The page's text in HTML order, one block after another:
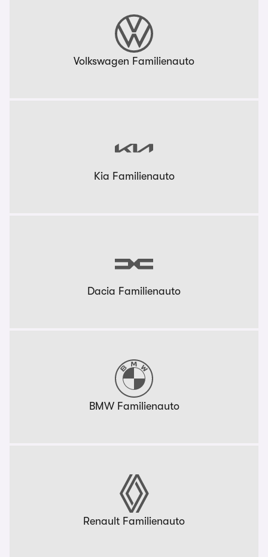
Volkswagen Familienauto
Kia Familienauto
Dacia Familienauto
BMW Familienauto
Renault Familienauto